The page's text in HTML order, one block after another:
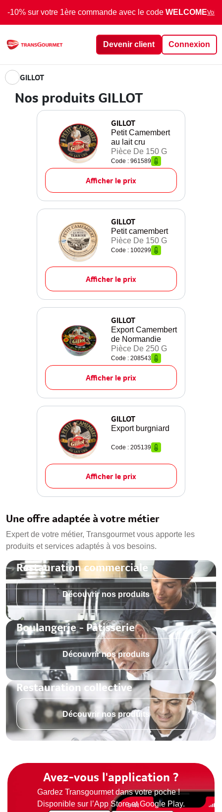
-10% sur votre 1ère commande avec le code WELCOMEVoir
Devenir client Connexion
GILLOT
Nos produits GILLOT
GILLOT
Petit Camembert
au lait cru
Pièce De 150 G
Code : 961589
Afficher le prix
GILLOT
Petit camembert
Pièce De 150 G
Code : 100299
Afficher le prix
GILLOT
Export Camembert
de Normandie
Pièce De 250 G
Code : 208543
Afficher le prix
GILLOT
Export burgniard
Code : 205139
Afficher le prix
Une offre adaptée à votre métier
Expert de votre métier, Transgourmet vous apporte les
produits et services adaptés à vos besoins.
Restauration commerciale
Découvrir nos produits
Boulangerie - Pâtisserie
Découvrir nos produits
Restauration collective
Découvrir nos produits
Avez-vous l'application ?
Gardez Transgourmet dans votre poche !
Disponible sur l’App Store et Google Play.